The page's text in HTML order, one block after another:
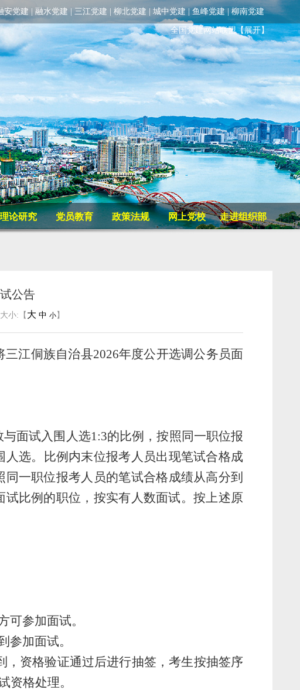
安党建 融水党建 三江党建 柳北党建 城中党建 | 鱼峰党建 | 柳南党建
全国党建网站联盟【展开】
理论研究 党员教育 政策法规 网上党校 走进组织部
公告
小:【 大 中 小 】
三江侗族自治县2026年度公开选调公务员面
与面试入围人选1:3的比例，按照 同一职位报
选。
比例内末位报考人员出现笔试合格成
同一职位报考人员的笔试合格成绩从高分到
比例的职位，按实有人数面试。按上述原
参加面试。
参加面试。
，资格验证通过后进行抽签，考生按抽签序
资格处理。